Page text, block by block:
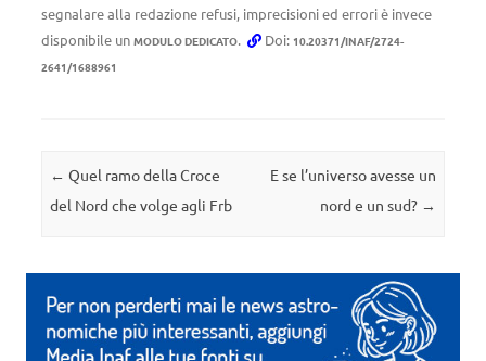
segnalare alla redazione refusi, imprecisioni ed errori è invece
disponibile un MODULO DEDICATO. Doi: 10.20371/INAF/2724-
2641/1688961
Navigazione articolo
← Quel ramo della Croce
del Nord che volge agli Frb
E se l’universo avesse un
nord e un sud? →